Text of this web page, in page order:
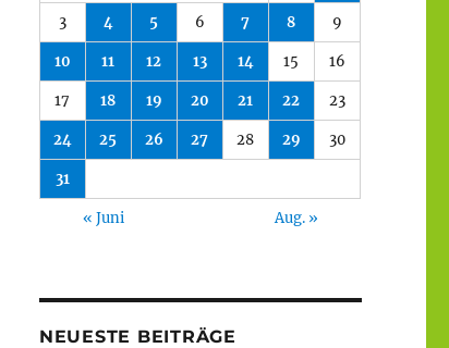
3 4 5 6 7 8 9
10 11 12 13 14 15 16
17 18 19 20 21 22 23
24 25 26 27 28 29 30
31
« Juni Aug. »
NEUESTE BEITRÄGE